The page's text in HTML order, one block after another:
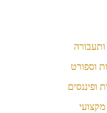
ותעבורה
וספורט
ופיננסים